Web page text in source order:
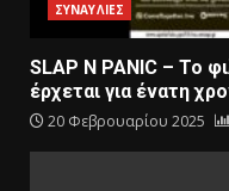
ΣΥΝΑΥΛΙΕΣ
SLAP N PANIC – Το
έρχεται για ένατη
20 Φεβρουαρίου 2025